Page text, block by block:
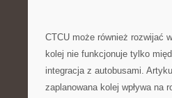
CTCU może również rozwijać
kolej nie funkcjonuje tylko
integracja z autobusami.
zaplanowana kolej wpływa na